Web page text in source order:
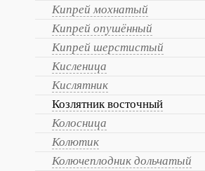
Кипрей мохнатый
Кипрей опушённый
Кипрей шерстистый
Кисленица
Кислятник
Козлятник восточный
Колосница
Колютик
Колючеплодник дольчатый